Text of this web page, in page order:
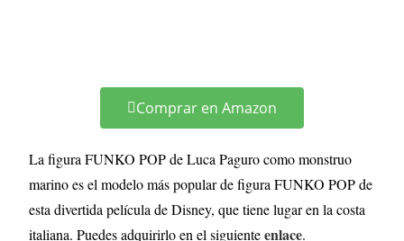
Comprar en Amazon
La figura FUNKO POP de Luca Paguro como monstruo
marino es el modelo más popular de figura FUNKO POP de
esta divertida película de Disney, que tiene lugar en la costa
italiana. Puedes adquirirlo en el siguienteenlace.